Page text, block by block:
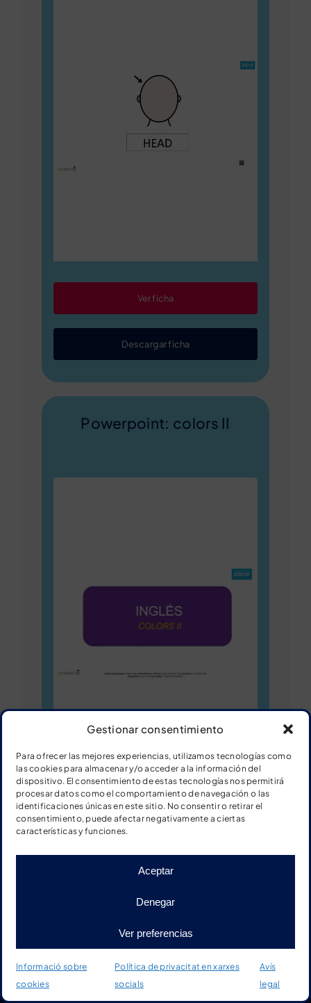
Gestionar consentimiento
Para ofrecer las mejores experiencias, utilizamos tecnologías como
las cookies para almacenar y/o acceder a la información del
dispositivo. El consentimiento de estas tecnologías nos permitirá
procesar datos como el comportamiento de navegación o las
identificaciones únicas en este sitio. No consentir o retirar el
consentimiento, puede afectar negativamente a ciertas
características y funciones.
Aceptar
Denegar
Ver preferencias
Informació sobre
cookies
Política de privacitat en xarxes
socials
Avís
legal
Ver ficha
Descargar ficha
Powerpoint: colors II
Ver ficha
Fitxa: cara II